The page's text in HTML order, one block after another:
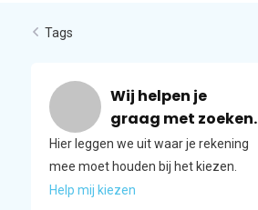
Tags
Wij helpen je
graag met zoeken.
Hier leggen we uit waar je rekening
mee moet houden bij het kiezen.
Help mij kiezen